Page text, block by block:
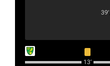
39‎’‎
13‎’‎